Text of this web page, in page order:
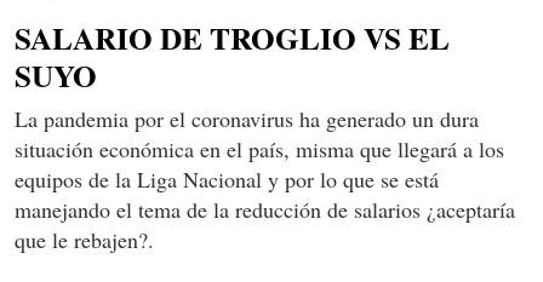
SALARIO DE TROGLIO VS EL
SUYO
La pandemia por el coronavirus ha generado un dura
situación económica en el país, misma que llegará a los
equipos de la Liga Nacional y por lo que se está
manejando el tema de la reducción de salarios ¿aceptaría
que le rebajen?.